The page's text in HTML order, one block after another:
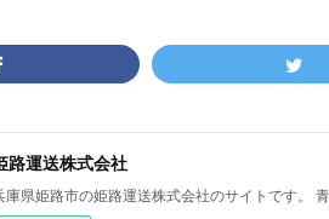
路運送株式会社
庫県姫路市の姫路運送株式会社のサイトです。